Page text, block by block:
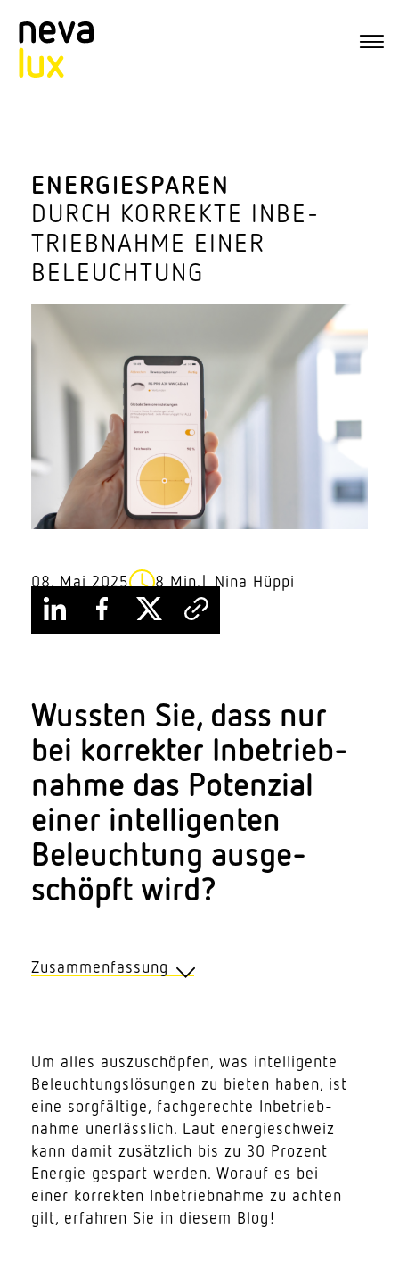
ENER­GIE­SPAREN
DURCH KORREKTE INBE­
TRIEB­NAHME EINER
BELEUCHTUNG
08. Mai 2025 8 Min. Nina Hüppi
Wussten Sie, dass nur
bei korrekter Inbe­trieb­
nahme das Potenzial
einer intel­li­genten
Beleuchtung ausge­
schöpft wird?
Zusammenfassung
1. Nur wenn eine intel­li­gente Beleuch­
tungs­lösung korrekt in Betrieb
genommen wird, kann das ganze
Ener­gie­spar­po­tenzial ausge­schöpft
werden.
2. Weniger ist oft mehr! Das gilt bei
der Beleuch­tungs­stärke und der
Um alles auszu­schöpfen, was intel­li­gente
Beleuch­tungs­lö­sungen zu bieten haben, ist
eine sorg­fältige, fach­ge­rechte Inbe­trieb­
nahme uner­lässlich. Laut ener­gie­schweiz
kann damit zusätzlich bis zu 30 Prozent
Energie gespart werden. Worauf es bei
einer korrekten Inbe­trieb­nahme zu achten
gilt, erfahren Sie in diesem Blog!